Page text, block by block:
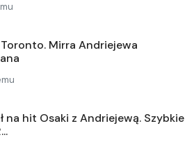
Mirra Andriejewa
na hit Osaki z Andriejewą. Szybkie